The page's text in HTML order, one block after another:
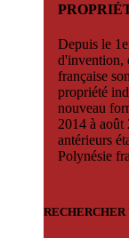
Depuis le
d'invention,
française
propriété
nouveau
2014 à août
antérieurs
Polynésie
RECHERCHER